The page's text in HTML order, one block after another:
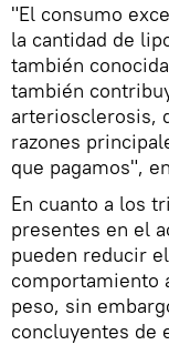
"El consumo
la cantidad de
también
también
arteriosclerosis,
razones
que pagamos",
En cuanto a los
presentes en el
pueden reducir
comportamiento
peso, sin
concluyentes de